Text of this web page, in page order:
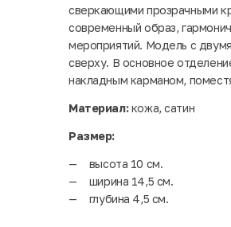
сверкающими прозрачными
современный образ,
мероприятий. Модель с
сверху. В основное
накладным карманом,
Материал:кожа, сатин
Размер:
высота 10 см.
ширина 14,5 см.
глубина 4,5 см.